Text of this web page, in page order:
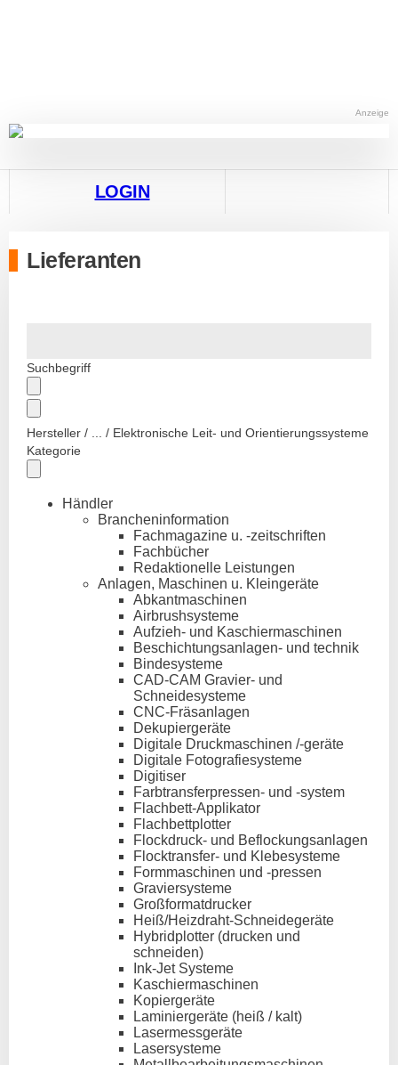
Anzeige
LOGIN
Lieferanten
Suchbegriff
Hersteller / ... / Elektronische Leit- und Orientierungssysteme
Kategorie
Händler
Brancheninformation
Fachmagazine u. -zeitschriften
Fachbücher
Redaktionelle Leistungen
Anlagen, Maschinen u. Kleingeräte
Abkantmaschinen
Airbrushsysteme
Aufzieh- und Kaschiermaschinen
Beschichtungsanlagen- und technik
Bindesysteme
CAD-CAM Gravier- und
Schneidesysteme
CNC-Fräsanlagen
Dekupiergeräte
Digitale Druckmaschinen /-geräte
Digitale Fotografiesysteme
Digitiser
Farbtransferpressen- und -system
Flachbett-Applikator
Flachbettplotter
Flockdruck- und Beflockungsanlagen
Flocktransfer- und Klebesysteme
Formmaschinen und -pressen
Graviersysteme
Großformatdrucker
Heiß/Heizdraht-Schneidegeräte
Hybridplotter (drucken und
schneiden)
Ink-Jet Systeme
Kaschiermaschinen
Kopiergeräte
Laminiergeräte (heiß / kalt)
Lasermessgeräte
Lasersysteme